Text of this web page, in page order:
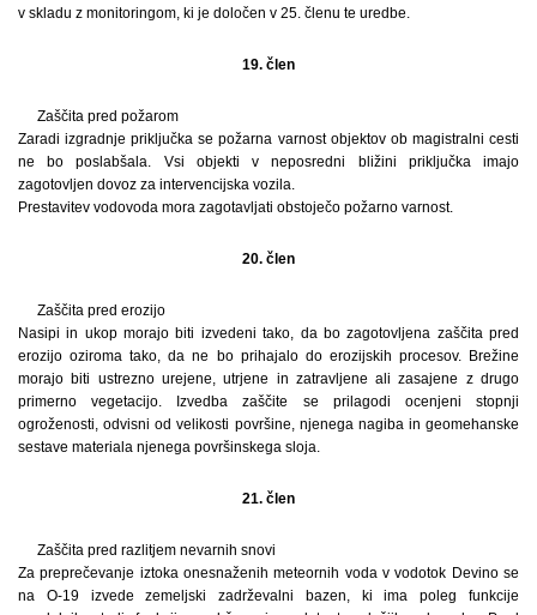
v skladu z monitoringom, ki je določen v 25. členu te uredbe.
19. člen
Zaščita pred požarom
Zaradi izgradnje priključka se požarna varnost objektov ob magistralni cesti
ne bo poslabšala. Vsi objekti v neposredni bližini priključka imajo
zagotovljen dovoz za intervencijska vozila.
Prestavitev vodovoda mora zagotavljati obstoječo požarno varnost.
20. člen
Zaščita pred erozijo
Nasipi in ukop morajo biti izvedeni tako, da bo zagotovljena zaščita pred
erozijo oziroma tako, da ne bo prihajalo do erozijskih procesov. Brežine
morajo biti ustrezno urejene, utrjene in zatravljene ali zasajene z drugo
primerno vegetacijo. Izvedba zaščite se prilagodi ocenjeni stopnji
ogroženosti, odvisni od velikosti površine, njenega nagiba in geomehanske
sestave materiala njenega površinskega sloja.
21. člen
Zaščita pred razlitjem nevarnih snovi
Za preprečevanje iztoka onesnaženih meteornih voda v vodotok Devino se
na O-19 izvede zemeljski zadrževalni bazen, ki ima poleg funkcije